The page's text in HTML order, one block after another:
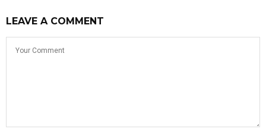
LEAVE A COMMENT